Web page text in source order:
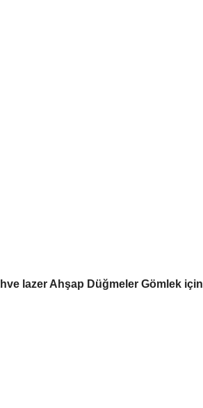
lazer Ahşap Düğmeler Gömlek için